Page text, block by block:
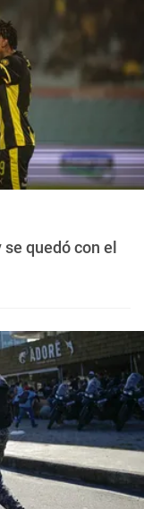
quedó con el